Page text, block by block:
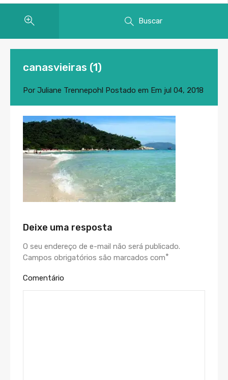
Buscar
canasvieiras (1)
Por Juliane Trennepohl Postado em Em jul 04, 2018
Deixe uma resposta
O seu endereço de e-mail não será publicado.
Campos obrigatórios são marcados com*
Comentário